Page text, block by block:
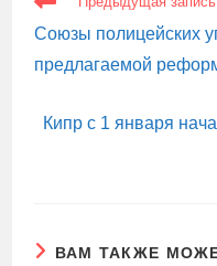
СТАТЬИ
Союзы полицейских
предлагаемой
Кипр с 1 января
ВАМ ТАКЖЕ